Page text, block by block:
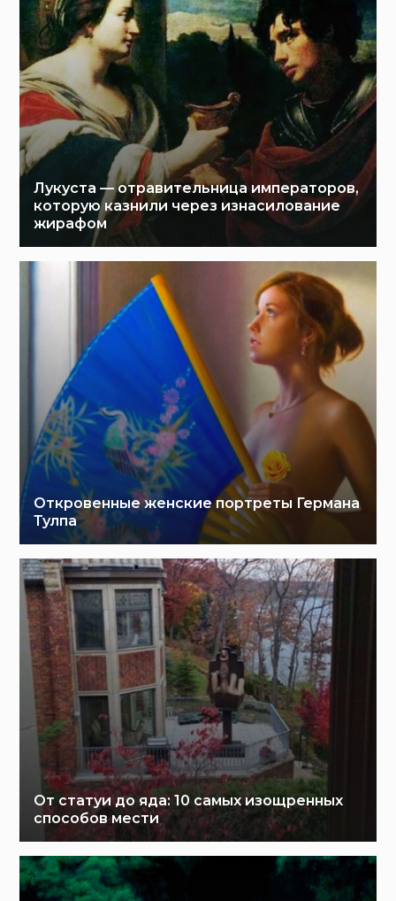
Лукуста — отравительница императоров,
которую казнили через изнасилование
жирафом
Откровенные женские портреты Германа
Тулпа
От статуи до яда: 10 самых изощренных
способов мести